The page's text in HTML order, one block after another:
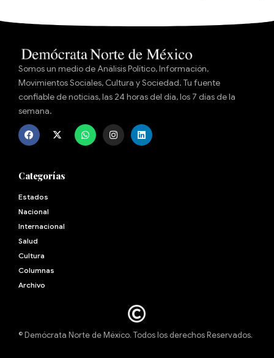
Somos un medio de Análisis Político, Información,
Movimientos Sociales, Cultura y Sociedad. Tu fuente
confiable de noticias, las 24 horas del día, los 7 días de la
semana.
Categorías
Estados
Nacional
Internacional
Salud
Cultura
Archivo
© Demócrata Norte de México. Todos los derechos Reservados.